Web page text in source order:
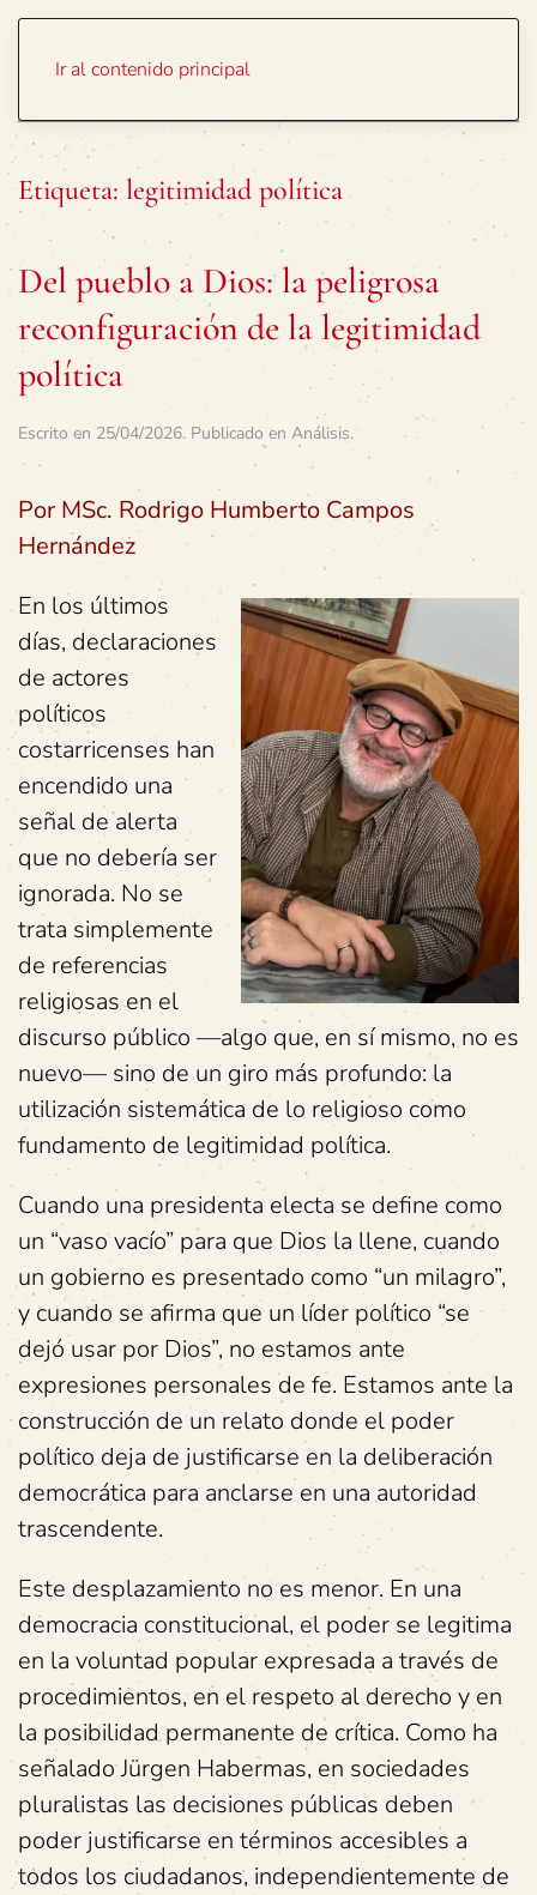
Ir al contenido principal
Etiqueta: legitimidad política
Del pueblo a Dios: la peligrosa
reconfiguración de la legitimidad
política
Escrito en 25/04/2026. Publicado en Análisis.
Por MSc. Rodrigo Humberto Campos
Hernández
En los últimos
días, declaraciones
de actores
políticos
costarricenses han
encendido una
señal de alerta
que no debería ser
ignorada. No se
trata simplemente
de referencias
religiosas en el
discurso público —algo que, en sí mismo, no es
nuevo— sino de un giro más profundo: la
utilización sistemática de lo religioso como
fundamento de legitimidad política.
Cuando una presidenta electa se define como
un “vaso vacío” para que Dios la llene, cuando
un gobierno es presentado como “un milagro”,
y cuando se afirma que un líder político “se
dejó usar por Dios”, no estamos ante
expresiones personales de fe. Estamos ante la
construcción de un relato donde el poder
político deja de justificarse en la deliberación
democrática para anclarse en una autoridad
trascendente.
Este desplazamiento no es menor. En una
democracia constitucional, el poder se legitima
en la voluntad popular expresada a través de
procedimientos, en el respeto al derecho y en
la posibilidad permanente de crítica. Como ha
señalado Jürgen Habermas, en sociedades
pluralistas las decisiones públicas deben
poder justificarse en términos accesibles a
todos los ciudadanos, independientemente de